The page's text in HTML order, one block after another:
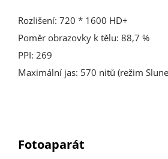
Rozlišení: 720 * 1600 HD+
Poměr obrazovky k tělu: 88,7 %
PPI: 269
Maximální jas: 570 nitů (režim
Fotoaparát